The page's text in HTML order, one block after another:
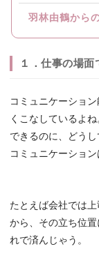
羽林由鶴から
１．仕事の場面
コミュニケーショ
くこなしているよ
できるのに、どう
コミュニケーショ
たとえば会社では
から、その立ち位
れで済んじゃう。